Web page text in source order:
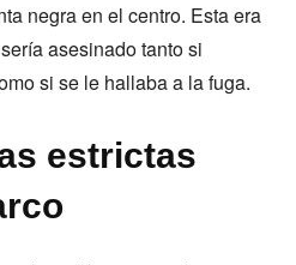
negra en el centro. Esta era
asesinado tanto si
si se le hallaba a la fuga.
estrictas